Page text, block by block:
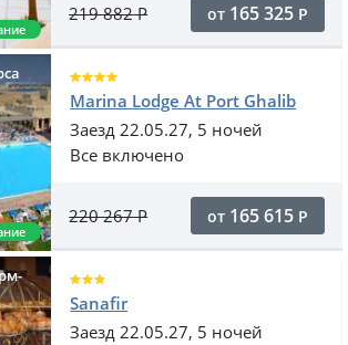
219 882Р от 165 325 Р
Marina Lodge At Port Ghalib
Заезд 22.05.27, 5 ночей
Все включено
220 267Р от 165 615 Р
Sanafir
Заезд 22.05.27, 5 ночей